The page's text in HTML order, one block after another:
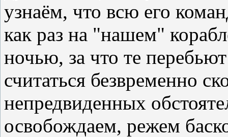
узнаём, что всю его
как раз на "нашем"
ночью, за что те
считаться безвременно
непредвиденных
освобождаем, режем